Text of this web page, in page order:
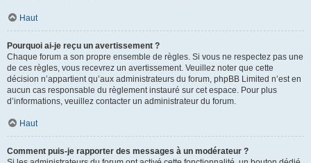
Haut
Pourquoi ai-je reçu un avertissement ?
Chaque forum a son propre ensemble de règles. Si vous ne respectez pas une
de ces règles, vous recevrez un avertissement. Veuillez noter que cette
décision n’appartient qu’aux administrateurs du forum, phpBB Limited n’est en
aucun cas responsable du règlement instauré sur cet espace. Pour plus
d’informations, veuillez contacter un administrateur du forum.
Haut
Comment puis-je rapporter des messages à un modérateur ?